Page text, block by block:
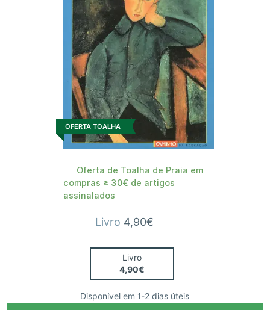
OFERTA TOALHA
Oferta de Toalha de Praia em
compras ≥ 30€ de artigos
assinalados
Livro 4,90€
Livro
4,90€
Disponível em 1-2 dias úteis